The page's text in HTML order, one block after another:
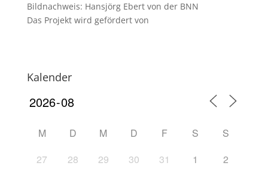
Bildnachweis: Hansjörg Ebert von der BNN
Das Projekt wird gefördert von
Kalender
M D M D F S
S
27
28 29 30 31 1 2